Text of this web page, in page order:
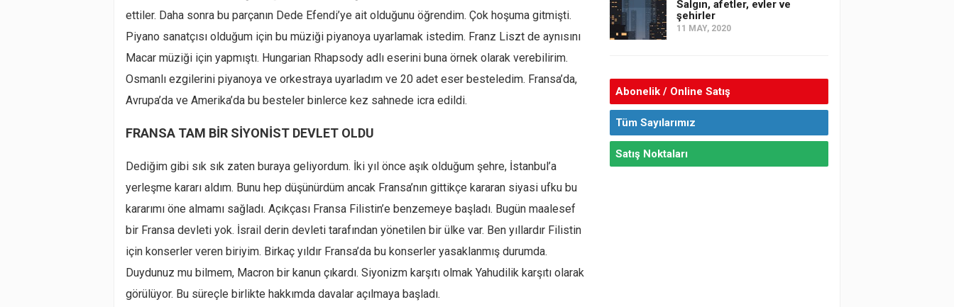
ettiler. Daha sonra bu parçanın Dede Efendi’ye ait olduğunu öğrendim. Çok hoşuma gitmişti.
Piyano sanatçısı olduğum için bu müziği piyanoya uyarlamak istedim. Franz Liszt de aynısını
Macar müziği için yapmıştı. Hungarian Rhapsody adlı eserini buna örnek olarak verebilirim.
Osmanlı ezgilerini piyanoya ve orkestraya uyarladım ve 20 adet eser besteledim. Fransa’da,
Avrupa’da ve Amerika’da bu besteler binlerce kez sahnede icra edildi.
FRANSA TAM BİR SİYONİST DEVLET OLDU
Dediğim gibi sık sık zaten buraya geliyordum. İki yıl önce aşık olduğum şehre, İstanbul’a
yerleşme kararı aldım. Bunu hep düşünürdüm ancak Fransa’nın gittikçe kararan siyasi ufku bu
kararımı öne almamı sağladı. Açıkçası Fransa Filistin’e benzemeye başladı. Bugün maalesef
bir Fransa devleti yok. İsrail derin devleti tarafından yönetilen bir ülke var. Ben yıllardır Filistin
için konserler veren biriyim. Birkaç yıldır Fransa’da bu konserler yasaklanmış durumda.
Duydunuz mu bilmem, Macron bir kanun çıkardı. Siyonizm karşıtı olmak Yahudilik karşıtı olarak
görülüyor. Bu süreçle birlikte hakkımda davalar açılmaya başladı.
Salgın, afetler, evler ve
şehirler
11 MAY, 2020
Abonelik / Online Satış
Tüm Sayılarımız
Satış Noktaları